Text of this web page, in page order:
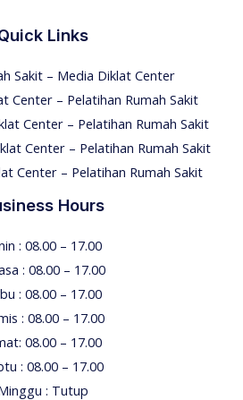
Links
Sakit – Media Diklat Center
Center – Pelatihan Rumah Sakit
Center – Pelatihan Rumah Sakit
Center – Pelatihan Rumah Sakit
Center – Pelatihan Rumah Sakit
Hours
: 08.00 – 17.00
: 08.00 – 17.00
: 08.00 – 17.00
: 08.00 – 17.00
08.00 – 17.00
: 08.00 – 17.00
: Tutup